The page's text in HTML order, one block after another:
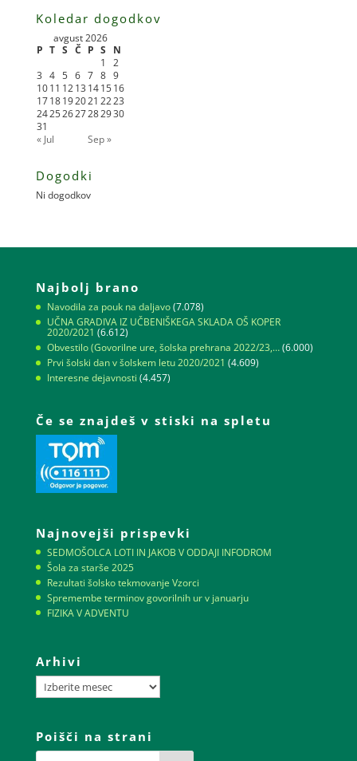
Koledar dogodkov
avgust 2026
P T S Č P S
N
1
2
3 4 5 6 7 8 9
1011 1213 141516
1718192021 2223
24252627282930
31
« Jul
Sep »
Dogodki
Ni dogodkov
Najbolj brano
Navodila za pouk na daljavo(7.078)
UČNA GRADIVA IZ UČBENIŠKEGA SKLADA OŠ KOPER
2020/2021 (6.612)
Obvestilo (Govorilne ure, šolska prehrana 2022/23,…(6.000)
Prvi šolski dan v šolskem letu 2020/2021 (4.609)
Interesne dejavnosti (4.457)
Če se znajdeš v stiski na spletu
Najnovejši prispevki
SEDMOŠOLCA LOTI IN JAKOB V ODDAJI INFODROM
Šola za starše 2025
Rezultati šolsko tekmovanje Vzorci
Spremembe terminov govorilnih ur v januarju
FIZIKA V ADVENTU
Arhivi
Arhivi
Poišči na strani